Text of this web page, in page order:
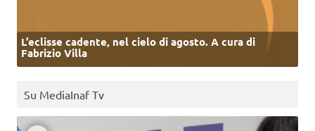
L’eclisse cadente, nel cielo di agosto. A cura di
Fabrizio Villa
Su MediaInaf Tv